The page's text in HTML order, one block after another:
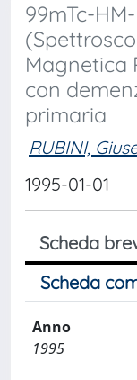
99mTc-HM-
Magnetica
con
primaria
RUBINI,
1995-01-01
Scheda
Scheda
Anno
1995